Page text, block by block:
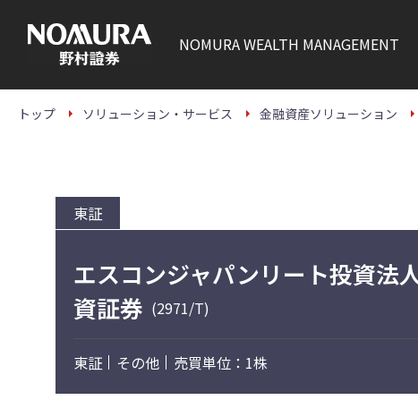
本
NOMURAWEALTH MANAGEMENT
トップ ソリューション・サービス 金融資産ソリューション
東証
エスコンジャパンリート投資
資証券 (2971/T)
東証 その他 売買単位：1株